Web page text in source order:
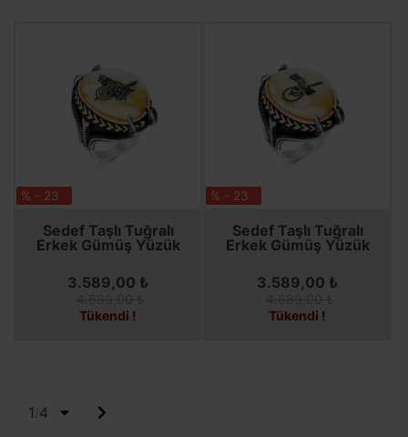
% - 23
Sedef Taşlı Tuğralı
Erkek Gümüş Yüzük
SEPETE EKLE
3.589,00 ₺
Tükendi !
% - 23
Sedef Taşlı Tuğralı
Erkek Gümüş Yüzük
SEPETE EKLE
3.589,00 ₺
Tükendi !
1/4